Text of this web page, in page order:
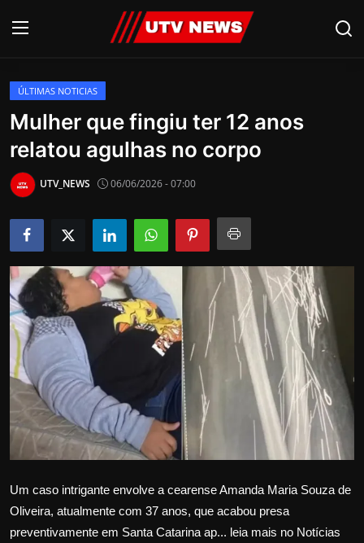
AO VIVO
PIRACICABA
CAMPINAS
LIMEIRA
ESPIRITO SANTO
Economia
Cultura
Internacional
APOIE
Educação
Justiça
ÚLTIMAS NOTICIAS
Mulher que fingiu ter 12 anos
relatou agulhas no corpo
UTV_NEWS 06/06/2026 - 07:00
Um caso intrigante envolve a cearense Amanda Maria Souza de
Oliveira, atualmente com 37 anos, que acabou presa
preventivamente em Santa Catarina ap... leia mais no Notícias